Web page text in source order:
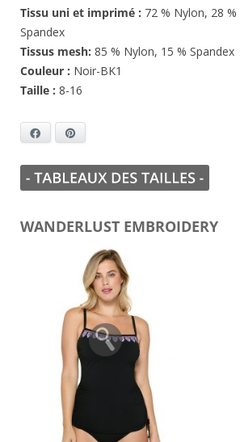
Tissu uni et imprimé : 72 % Nylon, 28 %
Spandex
Tissus mesh: 85 % Nylon, 15 % Spandex
Couleur : Noir-BK1
Taille : 8-16
Facebook
WANDERLUST EMBROIDERY